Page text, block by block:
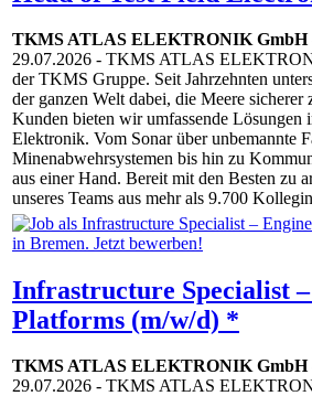
TKMS ATLAS ELEKTRONIK GmbH
29.07.2026 - TKMS ATLAS
der TKMS Gruppe. Seit Jahrzehnten
der ganzen Welt dabei, die Meere sicherer
Kunden bieten wir umfassende Lösungen
Elektronik. Vom Sonar über unbemannte
Minenabwehrsystemen bis hin zu
aus einer Hand. Bereit mit den Besten zu
unseres Teams aus mehr als 9.700
Infrastructure Specialist
Platforms (m/w/d) *
TKMS ATLAS ELEKTRONIK GmbH
29.07.2026 - TKMS ATLAS